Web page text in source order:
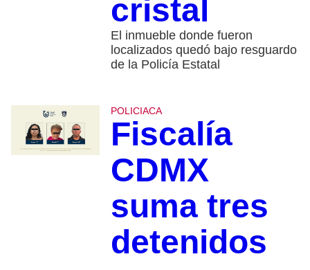
cristal
El inmueble donde fueron
localizados quedó bajo resguardo
de la Policía Estatal
POLICIACA
Fiscalía
CDMX
suma tres
detenidos